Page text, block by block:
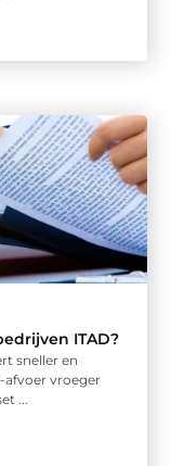
ITAD?
sneller en
afvoer vroeger
...